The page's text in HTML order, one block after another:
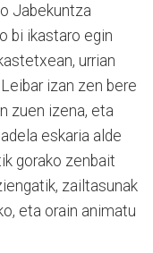
Jabekuntza
bi ikastaro egin
urrian
izan zen bere
zuen izena, eta
eskaria alde
gorako zenbait
zailtasunak
eta orain animatu